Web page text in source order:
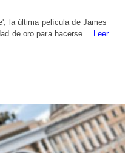
la última película de James
de oro para hacerse… Leer